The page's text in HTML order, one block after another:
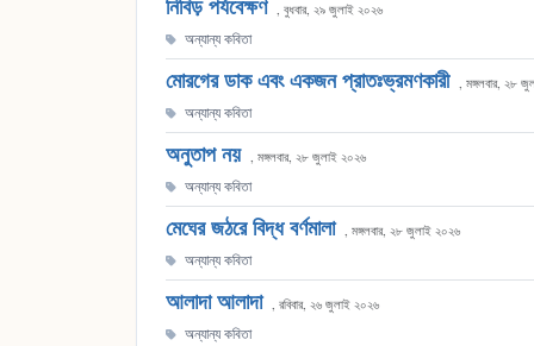
, বুধবার, ২৯ জুলাই ২০২৬
অন্যান্য কবিতা
মোরগের ডাক এবং একজন প্রাতঃভ্রমণকারী , মঙ্গলবার, ২৮
অন্যান্য কবিতা
অনুতাপ নয় , মঙ্গলবার, ২৮ জুলাই ২০২৬
অন্যান্য কবিতা
মেঘের জঠরে বিদ্ধ বর্ণমালা , মঙ্গলবার, ২৮ জুলাই ২০২৬
অন্যান্য কবিতা
আলাদা আলাদা , রবিবার, ২৬ জুলাই ২০২৬
অন্যান্য কবিতা